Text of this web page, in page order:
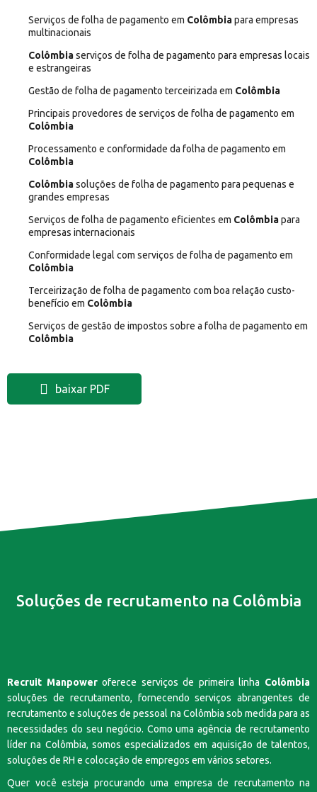
Serviços de folha de pagamento em Colômbiapara empresas
multinacionais
Colômbiaserviços de folha de pagamento para empresas locais
e estrangeiras
Gestão de folha de pagamento terceirizada em Colômbia
Principais provedores de serviços de folha de pagamento em
Colômbia
Processamento e conformidade da folha de pagamento em
Colômbia
Colômbiasoluções de folha de pagamento para pequenas e
grandes empresas
Serviços de folha de pagamento eficientes em Colômbiapara
empresas internacionais
Conformidade legal com serviços de folha de pagamento em
Colômbia
Terceirização de folha de pagamento com boa relação custo-
benefício em Colômbia
Serviços de gestão de impostos sobre a folha de pagamento em
Colômbia
baixar PDF
Soluções de recrutamento na Colômbia
Recruit Manpoweroferece serviços de primeira linha Colômbia
soluções de recrutamento, fornecendo serviços abrangentes de
recrutamento e soluções de pessoal na Colômbia sob medida para as
necessidades do seu negócio. Como uma agência de recrutamento
líder na Colômbia, somos especializados em aquisição de talentos,
soluções de RH e colocação de empregos em vários setores.
Quer você esteja procurando uma empresa de recrutamento na